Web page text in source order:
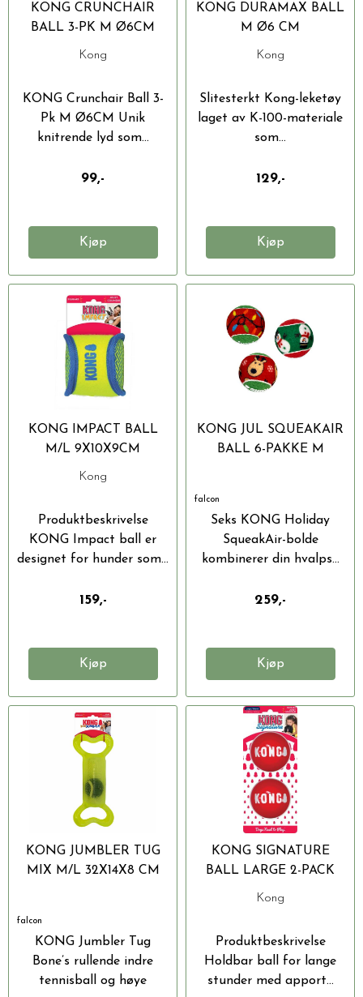
KONG CRUNCHAIR
BALL 3-PK M Ø6CM
Kong
KONG Crunchair Ball 3-
Pk M Ø6CM Unik
knitrende lyd som...
99,-
Kjøp
KONG DURAMAX BALL
M Ø6 CM
Kong
Slitesterkt Kong-leketøy
laget av K-100-materiale
som...
129,-
Kjøp
KONG IMPACT BALL
M/L 9X10X9CM
Kong
Produktbeskrivelse
KONG Impact ball er
designet for hunder som...
159,-
Kjøp
KONG JUL SQUEAKAIR
BALL 6-PAKKE M
falcon
Seks KONG Holiday
SqueakAir-bolde
kombinerer din hvalps...
259,-
Kjøp
KONG JUMBLER TUG
MIX M/L 32X14X8 CM
falcon
KONG Jumbler Tug
Bone’s rullende indre
tennisball og høye
KONG SIGNATURE
BALL LARGE 2-PACK
8CM
Kong
Produktbeskrivelse
Holdbar ball for lange
stunder med apport...